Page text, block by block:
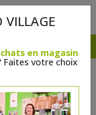
VILLAGE
en magasin
Faites votre choix